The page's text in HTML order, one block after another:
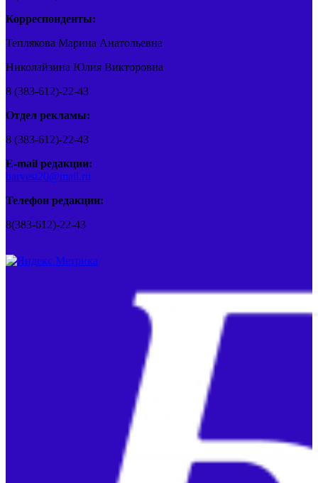
Корреспонденты:
Теплякова Марина Анатольевна
Николайзина Юлия Викторовна
8 (383-612)-22-43
Отдел рекламы:
8 (383-612)-22-43
E-mail редакции:
barvest20@mail.ru
Телефон редакции:
8(383-612)-22-43